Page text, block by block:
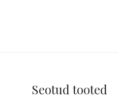
Seotud tooted